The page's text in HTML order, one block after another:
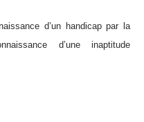
d’un handicap par la
d’une inaptitude